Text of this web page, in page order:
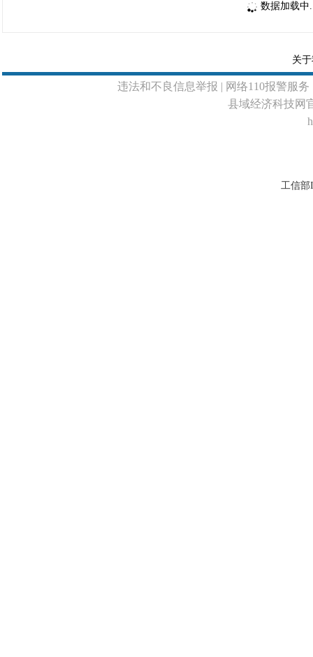
数据加载中
关
违法和不良信息举报 | 网络110报警服
县域经济科技网
工信部